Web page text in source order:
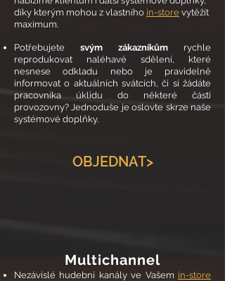
díky kterým mohou z vlastního in-store vytěžit
maximum.
Potřebujete svým zákazníkům rychle
reprodukovat naléhavé sdělení, které
nesnese odkladu nebo je pravidelně
informovat o aktuálních svátcích, či si žádáte
pracovníka úklidu do některé části
provozovny? Jednoduše je oslovte skrze naše
systémové doplňky.
OBJEDNAT>
Multichannel
Nezávislé hudební kanály ve Vašem in-store